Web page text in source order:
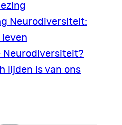
Neurodiversiteit:
leven
Neurodiversiteit?
lijden is van ons